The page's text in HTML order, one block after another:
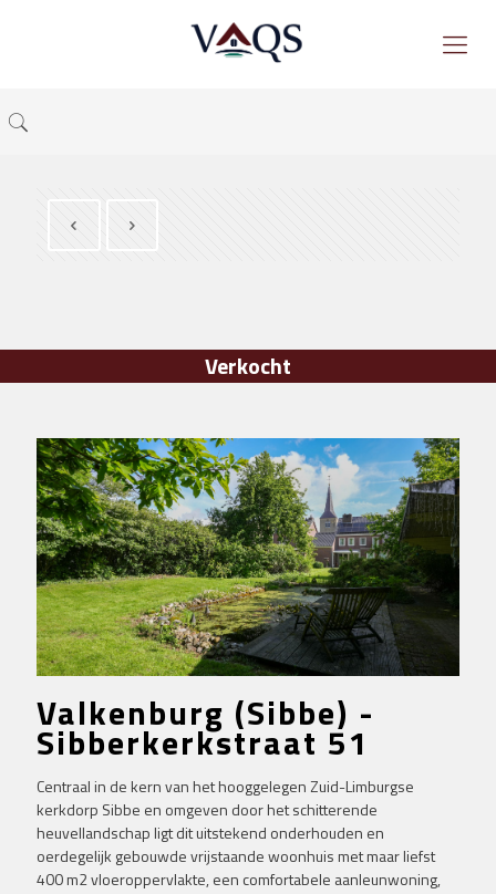
Verkocht
Valkenburg (Sibbe) -
Sibberkerkstraat 51
Centraal in de kern van het hooggelegen Zuid-Limburgse
kerkdorp Sibbe en omgeven door het schitterende
heuvellandschap ligt dit uitstekend onderhouden en
oerdegelijk gebouwde vrijstaande woonhuis met maar liefst
400 m2 vloeroppervlakte, een comfortabele aanleunwoning,